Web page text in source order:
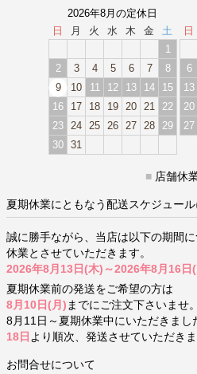
2026年8月の定休日
日
月 火 水 木 金
土
1
2
3 4 5 6 7
8
9
10 11 12 13 14
15
16
17 18 19 20 21
22
23 24 25 26 27 28
29
30 31
日
6
13
20
27
■ 店舗休
夏期休業にともなう配送スケジュー
誠に勝手ながら、当店は以下の期間
休業とさせていただきます。
2026年8月13日(木)～2026年8月16日
夏期休業前の発送をご希望の方は
8月10日(月) までにご注文下さいませ。
8月11日～夏期休業中にいただきまし
18日 より順次、発送させていただきま
お問合せについて